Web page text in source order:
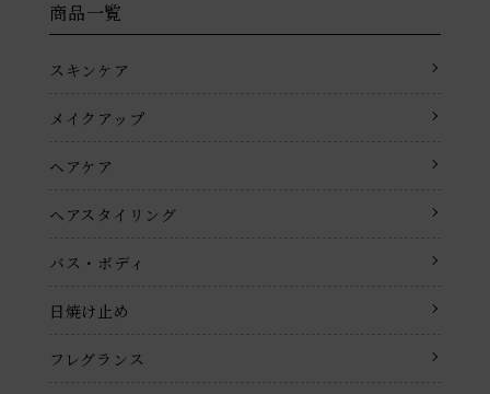
商品一覧
スキンケア
メイクアップ
ヘアケア
ヘアスタイリング
バス・ボディ
日焼け止め
フレグランス